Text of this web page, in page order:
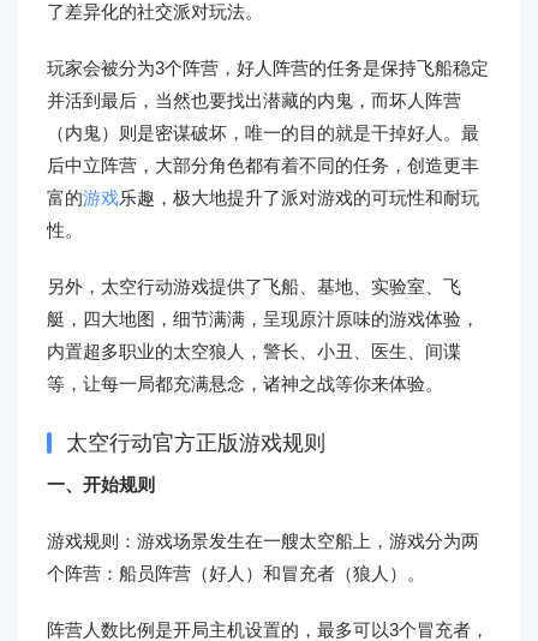
了差异化的社交派对玩法。
玩家会被分为3个阵营，好人阵营的任务是保持飞船稳定
并活到最后，当然也要找出潜藏的内鬼，而坏人阵营
（内鬼）则是密谋破坏，唯一的目的就是干掉好人。最
后中立阵营，大部分角色都有着不同的任务，创造更丰
富的游戏乐趣，极大地提升了派对游戏的可玩性和耐玩
性。
另外，太空行动游戏提供了飞船、基地、实验室、飞
艇，四大地图，细节满满，呈现原汁原味的游戏体验，
内置超多职业的太空狼人，警长、小丑、医生、间谍
等，让每一局都充满悬念，诸神之战等你来体验。
太空行动官方正版游戏规则
一、开始规则
游戏规则：游戏场景发生在一艘太空船上，游戏分为两
个阵营：船员阵营（好人）和冒充者（狼人）。
阵营人数比例是开局主机设置的，最多可以3个冒充者，